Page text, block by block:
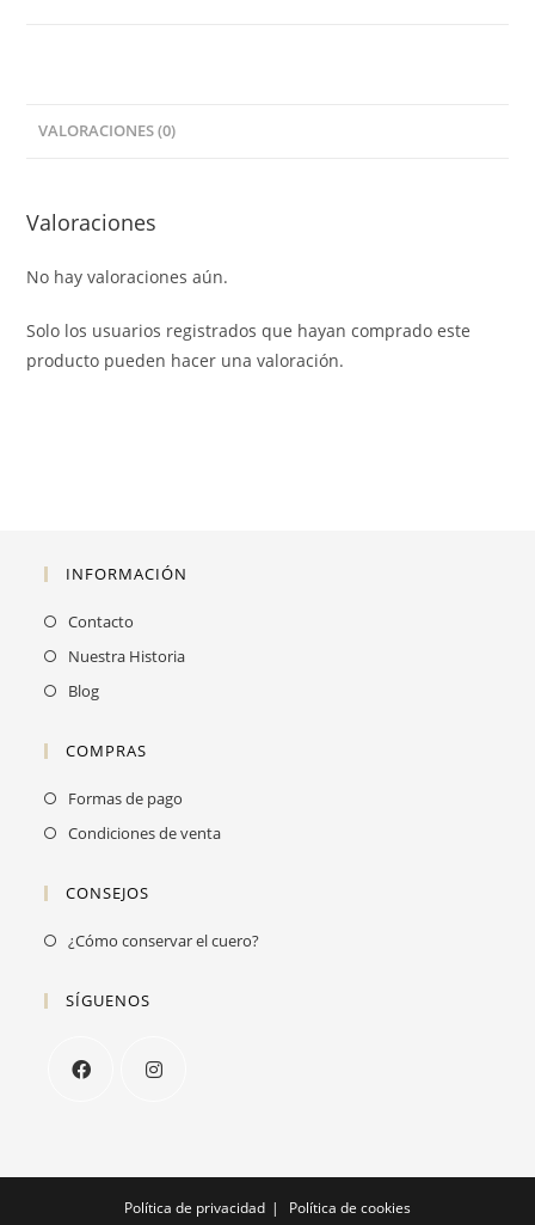
VALORACIONES (0)
Valoraciones
No hay valoraciones aún.
Solo los usuarios registrados que hayan comprado este
producto pueden hacer una valoración.
INFORMACIÓN
Contacto
Nuestra Historia
Blog
COMPRAS
Formas de pago
Condiciones de venta
CONSEJOS
¿Cómo conservar el cuero?Se
SÍGUENOS
en
en
una
Política de privacidad Política de cookies